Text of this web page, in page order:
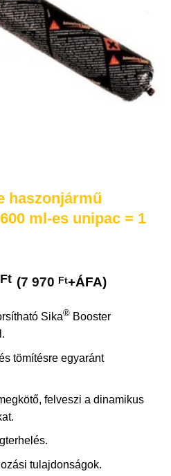
haszonjármű
ml-es unipac = 1
Ft (7 970 Ft+ÁFA)
Sika®Booster
tömítésre egyaránt
felveszi a dinamikus
tulajdonságok.